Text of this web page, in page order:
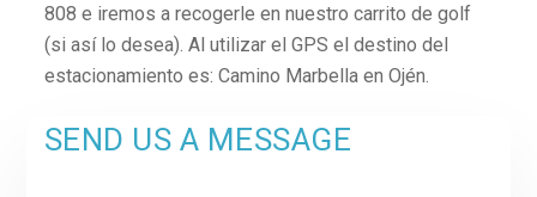
808 e iremos a recogerle en nuestro carrito de golf
(si así lo desea). Al utilizar el GPS el destino del
estacionamiento es: Camino Marbella en Ojén.
SEND US A MESSAGE